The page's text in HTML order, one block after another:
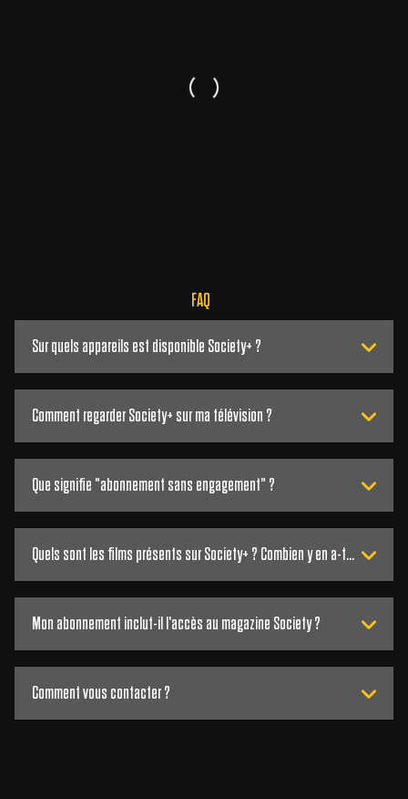
FAQ
Sur quels appareils est disponible Society+ ?
Comment regarder Society+ sur ma télévision ?
Que signifie "abonnement sans engagement" ?
Quels sont les films présents sur Society+ ? Combien y en a-t-il ?
Mon abonnement inclut-il l'accès au magazine Society ?
Comment vous contacter ?